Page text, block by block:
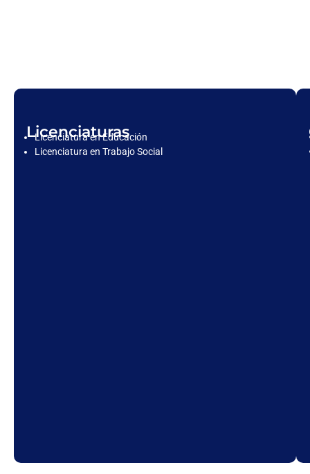
Licenciaturas
Licenciatura en Educación
Licenciatura en Trabajo Social